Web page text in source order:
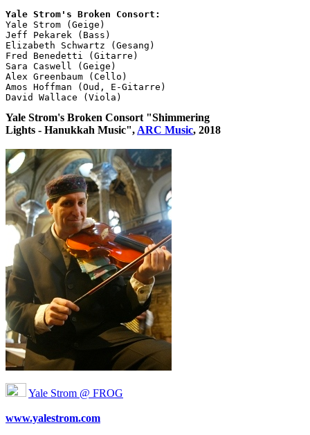
Yale Strom's Broken Consort:
Yale Strom (Geige)
Jeff Pekarek (Bass)
Elizabeth Schwartz (Gesang)
Fred Benedetti (Gitarre)
Sara Caswell (Geige)
Alex Greenbaum (Cello)
Amos Hoffman (Oud, E-Gitarre)
Yale Strom's Broken Consort "Shimmering
Lights - Hanukkah Music", ARC Music, 2018
Yale Strom @ FROG
www.yalestrom.com